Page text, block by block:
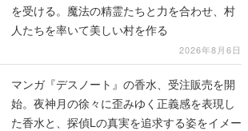
を受ける。魔法の精霊たちと力を合わせ、村
人たちを率いて美しい村を作る
2026年8月6日
マンガ『デスノート』の香水、受注販売を開
始。夜神月の徐々に歪みゆく正義感を表現し
た香水と、探偵Lの真実を追求する姿をイメー